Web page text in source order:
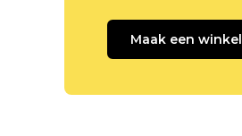
Maak een winkel